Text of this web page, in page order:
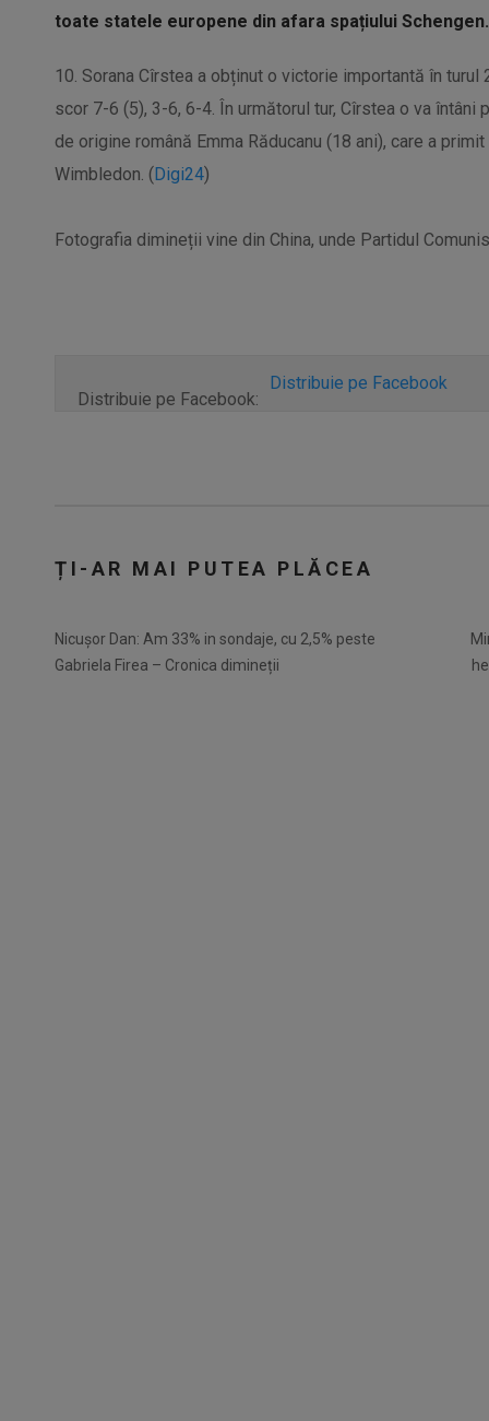
toate statele europene din afara spațiului
10. Sorana Cîrstea a obținut o victorie importantă în
scor 7-6 (5), 3-6, 6-4. În următorul tur, Cîrstea o va întâni
de origine română Emma Răducanu (18 ani), care a
Wimbledon. (Digi24)
Fotografia dimineții vine din China, unde Partidul
Distribuie pe Facebook:
Distribuie pe Facebook
ȚI-AR MAI PUTEA PLĂCEA
Nicușor Dan: Am 33% in sondaje, cu 2,5% peste
Gabriela Firea – Cronica dimineții